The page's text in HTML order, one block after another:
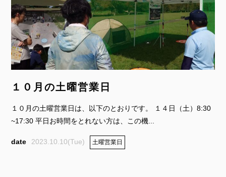
１０月の土曜営業日
１０月の土曜営業日は、以下のとおりです。 １４日（土）8:30
~17:30 平日お時間をとれない方は、この機...
2023.10.10(Tue) 土曜営業日